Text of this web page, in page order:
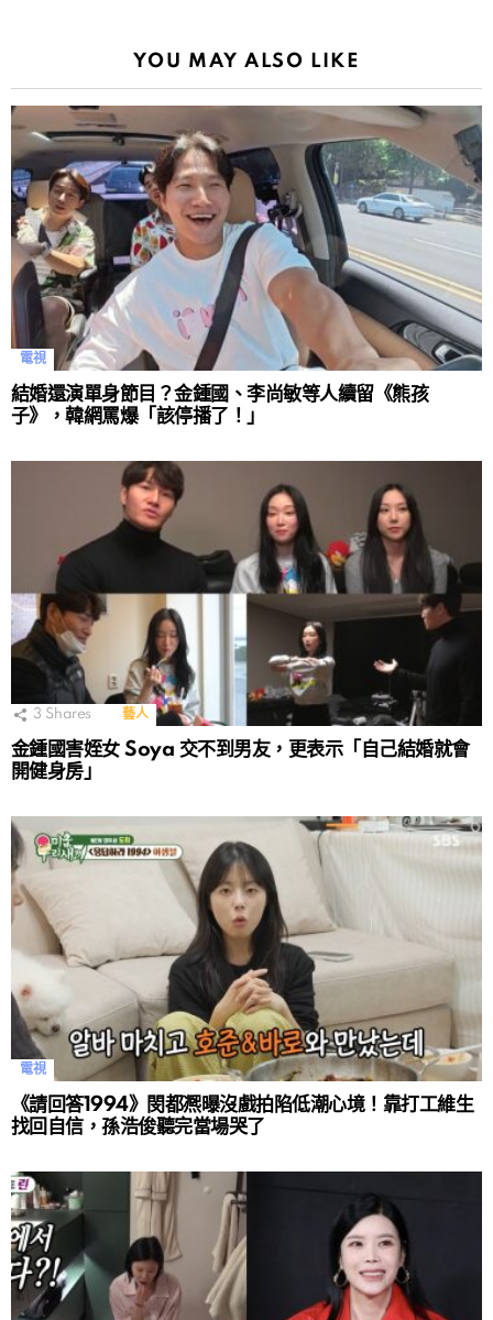
YOU MAY ALSO LIKE
電視
結婚還演單身節目？金鍾國、李尚敏等人續留《熊孩
子》，韓網罵爆「該停播了！」
3 Shares 藝人
金鍾國害姪女 Soya 交不到男友，更表示「自己結婚就會
開健身房」
電視
《請回答1994》閔都凞曝沒戲拍陷低潮心境！靠打工維生
找回自信，孫浩俊聽完當場哭了